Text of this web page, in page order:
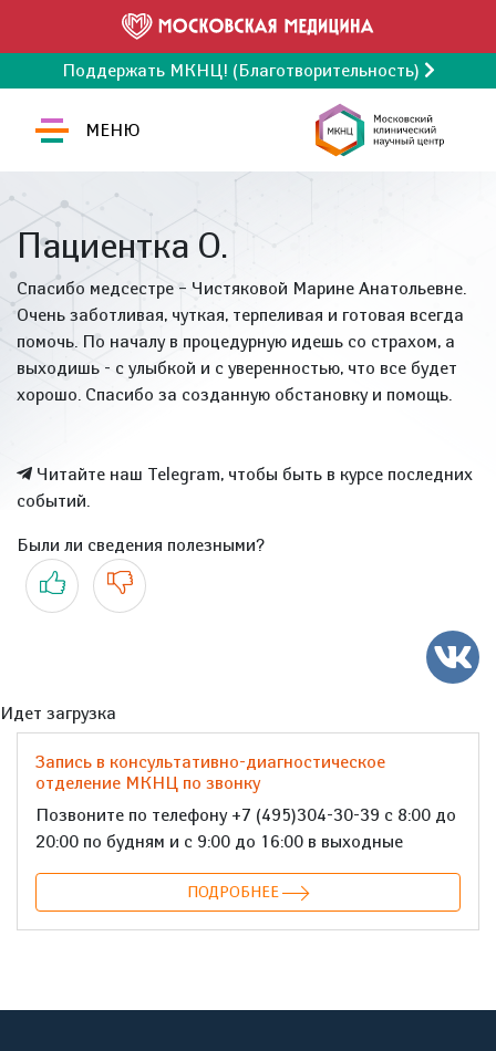
Поддержать МКНЦ! (Благотворительность)
МЕНЮ
Пациентка О.
Спасибо медсестре – Чистяковой Марине Анатольевне.
Очень заботливая, чуткая, терпеливая и готовая всегда
помочь. По началу в процедурную идешь со страхом, а
выходишь - с улыбкой и с уверенностью, что все будет
хорошо. Спасибо за созданную обстановку и помощь.
Читайте наш Telegram, чтобы быть в курсе последних
событий.
Были ли сведения полезными?
Да Нет
Идет загрузка
Запись в консультативно-диагностическое
отделение МКНЦ по звонку
Позвоните по телефону +7 (495)304-30-39 с 8:00 до
20:00 по будням и с 9:00 до 16:00 в выходные
ПОДРОБНЕЕ